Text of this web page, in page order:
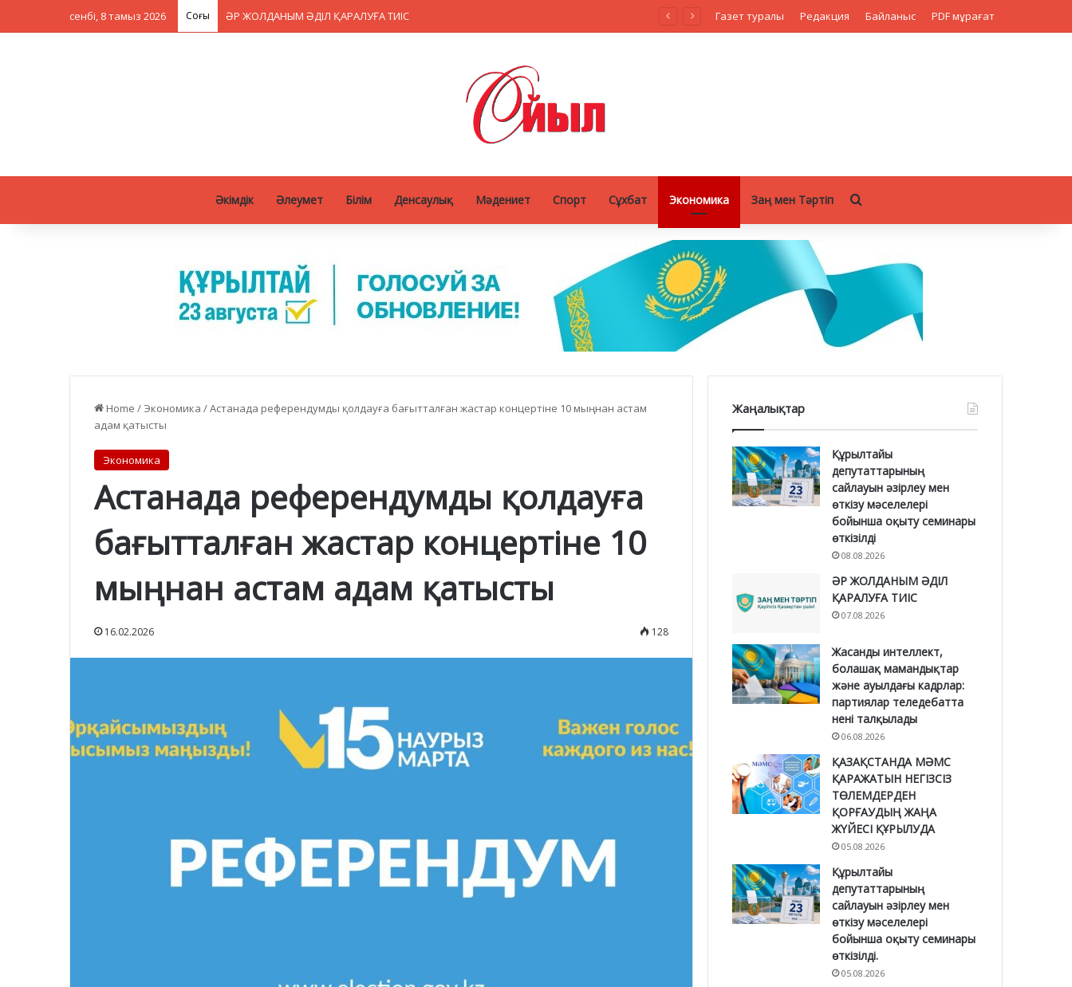
сенбі, 8 тамыз 2026 Соңғы ӘР ЖОЛДАНЫМ ӘДІЛ ҚАРАЛУҒА ТИІС Газет туралы Редакция Байланыс PDF мұрағат
Әкімдік Әлеумет Білім Денсаулық Мәдениет Спорт Сұхбат Экономика Заң мен Тәртіп
Home / Экономика /Астанада референдумды қолдауға бағытталған жастар концертіне 10 мыңнан астам
адам қатысты
Экономика
Астанада референдумды қолдауға
бағытталған жастар концертіне 10
мыңнан астам адам қатысты
16.02.2026 128
Жаңалықтар
Құрылтайы
депутаттарының
сайлауын әзірлеу мен
өткізу мәселелері
бойынша оқыту семинары
өткізілді
08.08.2026
ӘР ЖОЛДАНЫМ ӘДІЛ
ҚАРАЛУҒА ТИІС
07.08.2026
Жасанды интеллект,
болашақ мамандықтар
және ауылдағы кадрлар:
партиялар теледебатта
нені талқылады
06.08.2026
ҚАЗАҚСТАНДА МӘМС
ҚАРАЖАТЫН НЕГІЗСІЗ
ТӨЛЕМДЕРДЕН
ҚОРҒАУДЫҢ ЖАҢА
ЖҮЙЕСІ ҚҰРЫЛУДА
05.08.2026
Құрылтайы
депутаттарының
сайлауын әзірлеу мен
өткізу мәселелері
бойынша оқыту семинары
өткізілді.
05.08.2026